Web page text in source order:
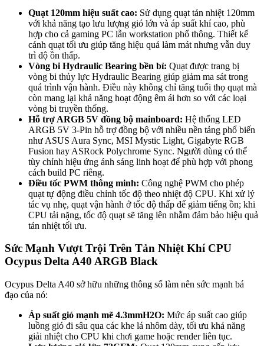
Quạt 120mm hiệu suất cao: Sử dụng quạt tản nhiệt 120mm
với khả năng tạo lưu lượng gió lớn và áp suất khí cao, phù
hợp cho cả gaming PC lẫn workstation phổ thông. Thiết kế
cánh quạt tối ưu giúp tăng hiệu quả làm mát nhưng vẫn duy
trì độ ồn thấp.
Vòng bi Hydraulic Bearing bền bỉ: Quạt được trang bị
vòng bi thủy lực Hydraulic Bearing giúp giảm ma sát trong
quá trình vận hành. Điều này không chỉ tăng tuổi thọ quạt mà
còn mang lại khả năng hoạt động êm ái hơn so với các loại
vòng bi truyền thống.
Hỗ trợ ARGB 5V đồng bộ mainboard: Hệ thống LED
ARGB 5V 3-Pin hỗ trợ đồng bộ với nhiều nền tảng phổ biến
như ASUS Aura Sync, MSI Mystic Light, Gigabyte RGB
Fusion hay ASRock Polychrome Sync. Người dùng có thể
tùy chỉnh hiệu ứng ánh sáng linh hoạt để phù hợp với phong
cách build PC riêng.
Điều tốc PWM thông minh: Công nghệ PWM cho phép
quạt tự động điều chỉnh tốc độ theo nhiệt độ CPU. Khi xử lý
tác vụ nhẹ, quạt vận hành ở tốc độ thấp để giảm tiếng ồn; khi
CPU tải nặng, tốc độ quạt sẽ tăng lên nhằm đảm bảo hiệu quả
tản nhiệt tối ưu.
Sức Mạnh Vượt Trội Trên Tản Nhiệt Khí CPU
Ocypus Delta A40 ARGB Black
Ocypus Delta A40 sở hữu những thông số làm nên sức mạnh bá
đạo của nó:
Áp suất gió mạnh mẽ 4.3mmH2O: Mức áp suất cao giúp
luồng gió đi sâu qua các khe lá nhôm dày, tối ưu khả năng
giải nhiệt cho CPU khi chơi game hoặc render liên tục.